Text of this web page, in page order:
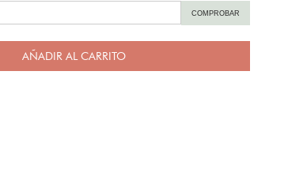
COMPROBAR
AÑADIR AL CARRITO